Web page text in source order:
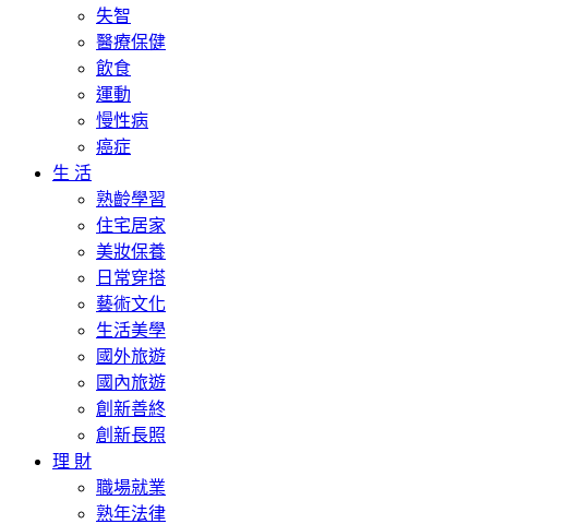
失智
醫療保健
飲食
運動
慢性病
癌症
生 活
熟齡學習
住宅居家
美妝保養
日常穿搭
藝術文化
生活美學
國外旅遊
國內旅遊
創新善終
創新長照
理 財
職場就業
熟年法律